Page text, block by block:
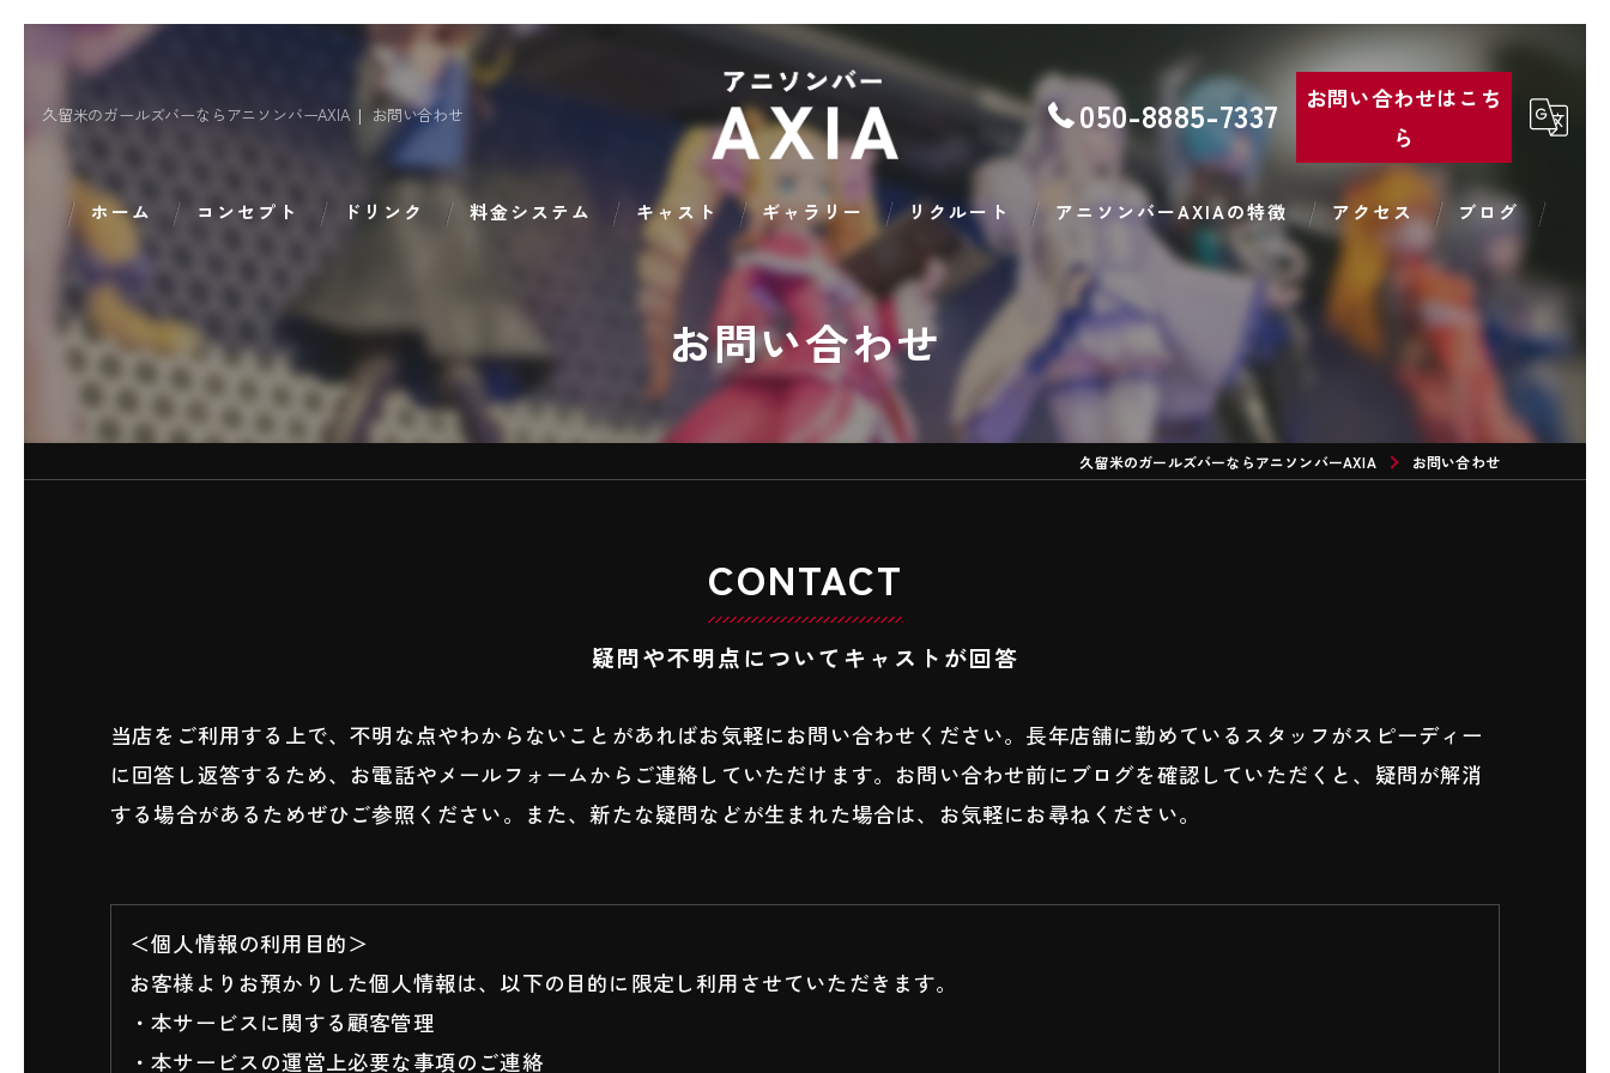
久留米のガールズバーならアニソンバーAXIA ❘ お問い合わせ 050-8885-7337
お問い合わせはこち
ら
ホーム コンセプト ドリンク 料金システム キャスト ギャラリー リクルート アニソンバーAXIAの特徴
コンカフェ
バー
カラオケ
アクセス ブログ
お問い合わせ
久留米のガールズバーならアニソンバーAXIA お問い合わせ
疑問や不明点についてキャストが回答
CONTACT
当店をご利用する上で、不明な点やわからないことがあればお気軽にお問い合わせください。長年店舗に勤めているスタッフがスピーディー
に回答し返答するため、お電話やメールフォームからご連絡していただけます。お問い合わせ前にブログを確認していただくと、疑問が解消
する場合があるためぜひご参照ください。また、新たな疑問などが生まれた場合は、お気軽にお尋ねください。
＜個人情報の利用目的＞
お客様よりお預かりした個人情報は、以下の目的に限定し利用させていただきます。
・本サービスに関する顧客管理
・本サービスの運営上必要な事項のご連絡